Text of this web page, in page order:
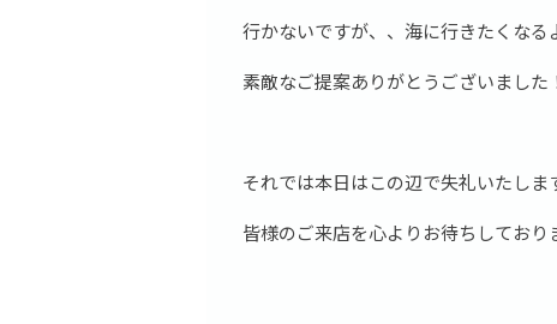
行かないですが、、海に行きたくな
素敵なご提案ありがとうございました
それでは本日はこの辺で失礼いたしま
皆様のご来店を心よりお待ちしており